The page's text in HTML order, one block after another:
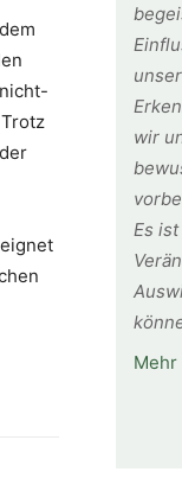
wir
Es
Mehr